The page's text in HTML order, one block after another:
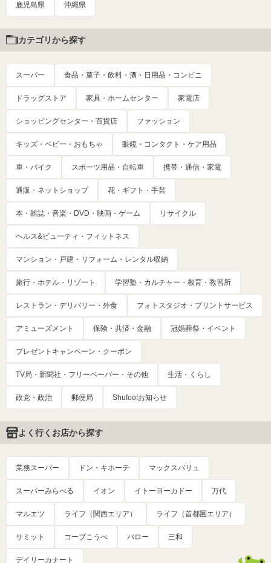
鹿児島県 沖縄県
カテゴリから探す
スーパー 食品・菓子・飲料・酒・日用品・コンビニ
ドラッグストア 家具・ホームセンター 家電店
ショッピングセンター・百貨店 ファッション
キッズ・ベビー・おもちゃ 眼鏡・コンタクト・ケア用品
車・バイク スポーツ用品・自転車 携帯・通信・家電
通販・ネットショップ 花・ギフト・手芸
本・雑誌・音楽・DVD・映画・ゲーム リサイクル
ヘルス&ビューティ・フィットネス
マンション・戸建・リフォーム・レンタル収納
旅行・ホテル・リゾート 学習塾・カルチャー・教育・教習所
レストラン・デリバリー・外食 フォトスタジオ・プリントサービス
アミューズメント 保険・共済・金融 冠婚葬祭・イベント
プレゼントキャンペーン・クーポン
TV局・新聞社・フリーペーパー・その他 生活・くらし
政党・政治 郵便局 Shufoo!お知らせ
よく行くお店から探す
業務スーパー ドン・キホーテ マックスバリュ
スーパーみらべる イオン イトーヨーカドー 万代
マルエツ ライフ（関西エリア） ライフ（首都圏エリア）
サミット コープこうべ バロー 三和
デイリーカナート